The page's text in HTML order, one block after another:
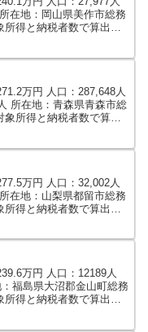
在地：岡山県美作市総務
得と納税者数で算出し
万円 人口：287,648人
所在地：青森県青森市総
象所得と納税者数で算出
万円 人口：32,002人
在地：山梨県都留市総務
得と納税者数で算出し
万円 人口：12189人
福島県大沼郡金山町総務
得と納税者数で算出し